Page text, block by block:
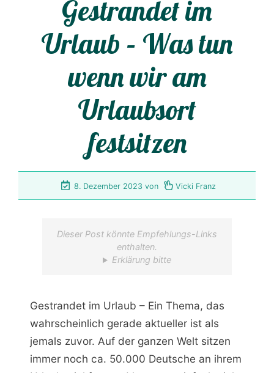
Gestrandet im
Urlaub – Was tun
wenn wir am
Urlaubsort
festsitzen
8. Dezember 2023 von Vicki Franz
Dieser Post könnte Empfehlungs-Links
enthalten.
Erklärung bitte
Gestrandet im Urlaub – Ein Thema, das
wahrscheinlich gerade aktueller ist als
jemals zuvor. Auf der ganzen Welt sitzen
immer noch ca. 50.000 Deutsche an ihrem